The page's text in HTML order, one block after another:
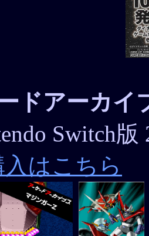
ードアーカ
Switch
はこちら